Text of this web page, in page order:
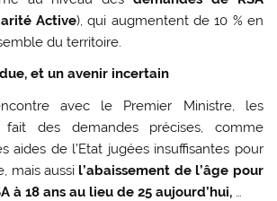
Active), qui augmentent de 10 % en
du territoire.
et un avenir incertain
avec le Premier Ministre, les
fait des demandes précises, comme
aides de l’Etat jugées insuffisantes pour
mais aussi l’abaissement de l’âge pour
à 18 ans au lieu de 25 aujourd’hui,